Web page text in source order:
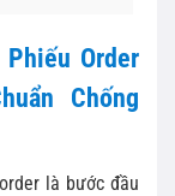
Order
Chống
là bước đầu